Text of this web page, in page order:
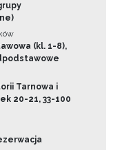
(kl. 1-8),
Tarnowa i
20-21, 33-100